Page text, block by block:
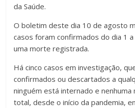
da Saúde.
O boletim deste dia 10 de agosto
casos foram confirmados do dia 1
uma morte registrada.
Há cinco casos em investigação,
confirmados ou descartados a
ninguém está internado e
total, desde o início da pandemia,